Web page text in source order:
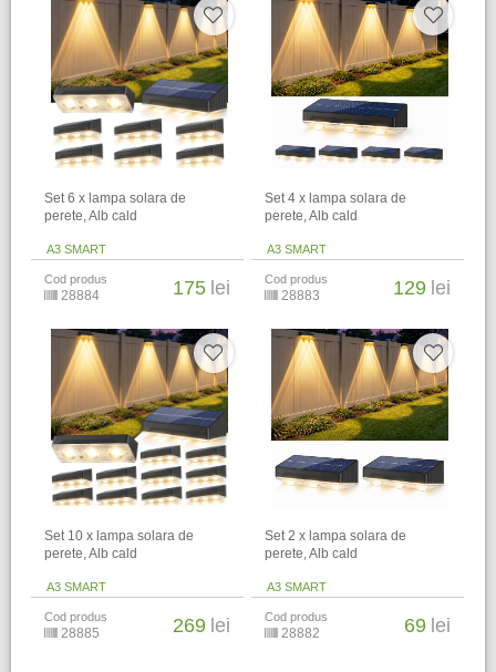
Set 6 x lampa solara de
perete, Alb cald
A3 SMART
Cod produs
28884 175 lei
Set 4 x lampa solara de
perete, Alb cald
A3 SMART
Cod produs
28883 129 lei
Set 10 x lampa solara de
perete, Alb cald
A3 SMART
Cod produs
28885 269 lei
Set 2 x lampa solara de
perete, Alb cald
A3 SMART
Cod produs
28882 69 lei